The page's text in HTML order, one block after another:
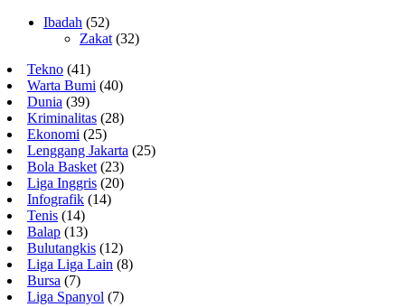
Ibadah (52)
Zakat (32)
Tekno (41)
Warta Bumi (40)
Dunia (39)
Kriminalitas (28)
Ekonomi (25)
Lenggang Jakarta (25)
Bola Basket (23)
Liga Inggris (20)
Infografik (14)
Tenis (14)
Balap (13)
Bulutangkis (12)
Liga Liga Lain (8)
Bursa (7)
Liga Spanyol (7)